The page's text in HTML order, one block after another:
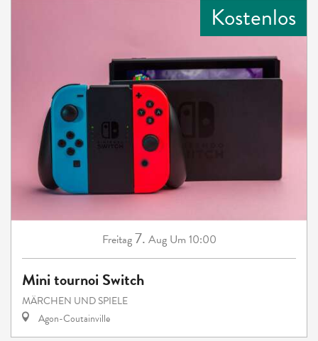
Kostenlos
Freitag7. Aug Um 10:00
Mini tournoi Switch
MÄRCHEN UND SPIELE
Agon-Coutainville